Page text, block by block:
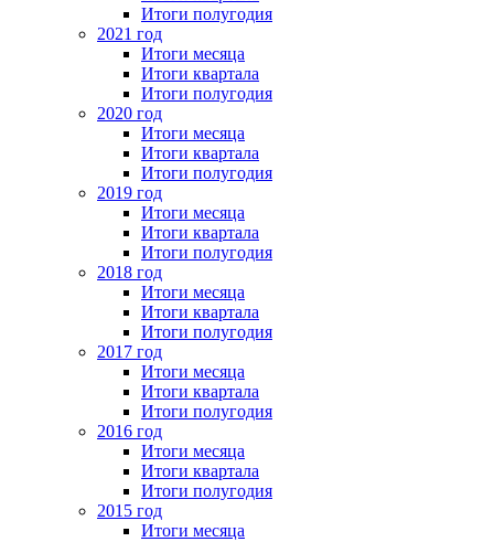
Итоги полугодия
2021 год
Итоги месяца
Итоги квартала
Итоги полугодия
2020 год
Итоги месяца
Итоги квартала
Итоги полугодия
2019 год
Итоги месяца
Итоги квартала
Итоги полугодия
2018 год
Итоги месяца
Итоги квартала
Итоги полугодия
2017 год
Итоги месяца
Итоги квартала
Итоги полугодия
2016 год
Итоги месяца
Итоги квартала
Итоги полугодия
2015 год
Итоги месяца